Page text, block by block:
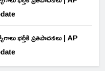
భర్తీకి ప్రతిపాదనలు | AP